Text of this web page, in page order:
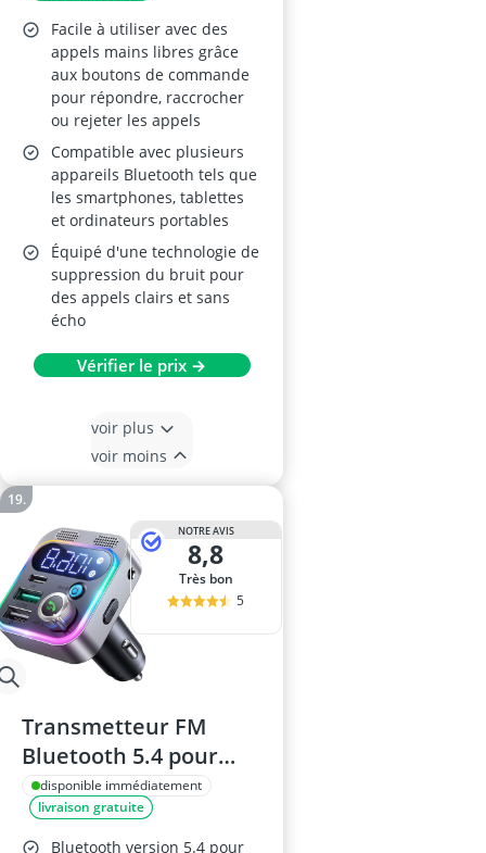
Facile à utiliser avec des
appels mains libres grâce
aux boutons de commande
pour répondre, raccrocher
ou rejeter les appels
Compatible avec plusieurs
appareils Bluetooth tels que
les smartphones, tablettes
et ordinateurs portables
Équipé d'une technologie de
suppression du bruit pour
des appels clairs et sans
écho
Vérifier le prix →
voir plus
voir moins
NOTRE AVIS
8,8
Très bon
5
Transmetteur FM
Bluetooth 5.4 pour
voiture – 48W, Basses
amplifiées et Hi‑Fi,
Double Microphone,
disponible immédiatement
livraison gratuite
Bluetooth version 5.4 pour